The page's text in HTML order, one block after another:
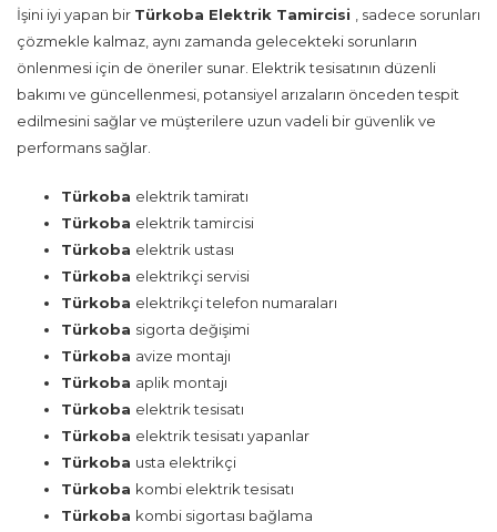
İşini iyi yapan bir Türkoba Elektrik Tamircisi
, sadece sorunları
çözmekle kalmaz, aynı zamanda gelecekteki sorunların
önlenmesi için de öneriler sunar. Elektrik tesisatının düzenli
bakımı ve güncellenmesi, potansiyel arızaların önceden tespit
edilmesini sağlar ve müşterilere uzun vadeli bir güvenlik ve
performans sağlar.
Türkoba elektrik tamiratı
Türkoba elektrik tamircisi
Türkoba elektrik ustası
Türkoba elektrikçi servisi
Türkoba elektrikçi telefon numaraları
Türkoba sigorta değişimi
Türkoba avize montajı
Türkoba aplik montajı
Türkoba elektrik tesisatı
Türkoba elektrik tesisatı yapanlar
Türkoba usta elektrikçi
Türkoba kombi elektrik tesisatı
Türkoba kombi sigortası bağlama